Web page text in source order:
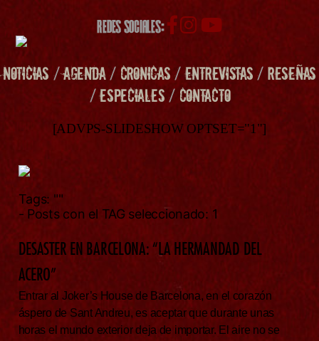
REDES SOCIALES:
NOTICIAS /AGENDA/ CRONICAS/ENTREVISTAS/RESEÑAS
/ESPECIALES/ CONTACTO
[ADVPS-SLIDESHOW OPTSET="1"]
Tags: ""
- Posts con el TAG seleccionado: 1
DESASTER EN BARCELONA: “LA HERMANDAD DEL
ACERO”
Entrar al Joker’s House de Barcelona, en el corazón
áspero de Sant Andreu, es aceptar que durante unas
horas el mundo exterior deja de importar. El aire no se